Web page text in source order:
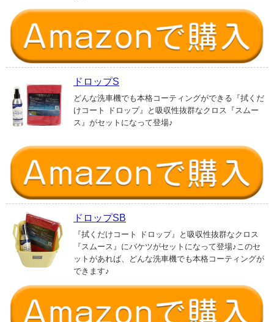
ドロップS
どんな洗車機でも本格コーティングができる『拭くだ
けコート ドロップ』と吸収性抜群なクロス『スムー
ス』がセットになって登場♪
ドロップSB
『拭くだけコート ドロップ』と吸収性抜群なクロス
『スムース』にバケツがセットになって登場♪このセ
ットがあれば、どんな洗車機でも本格コーティングが
できます♪